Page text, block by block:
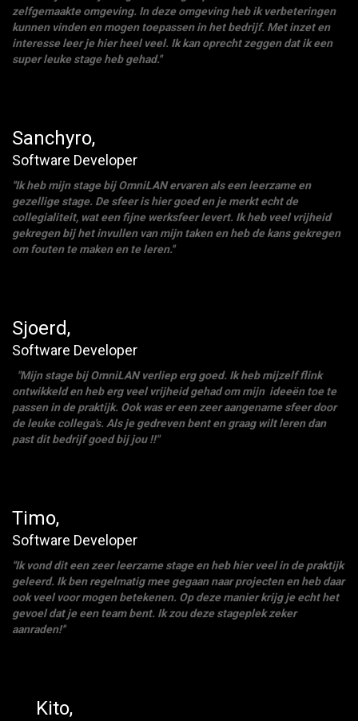
zelfgemaakte omgeving. In deze omgeving heb ik verbeteringen
kunnen vinden en mogen toepassen in het bedrijf. Met inzet en
interesse leer je hier heel veel. Ik kan oprecht zeggen dat ik een
super leuke stage heb gehad.''
Sanchyro,
Software Developer
''Ik heb mijn stage bij OmniLAN ervaren als een leerzame en
gezellige stage. De sfeer is hier goed en je merkt echt de
collegialiteit, wat een fijne werksfeer levert. Ik heb veel vrijheid
gekregen bij het invullen van mijn taken en heb de kans gekregen
om fouten te maken en te leren.''
Sjoerd,
Software Developer
"Mijn stage bij OmniLAN verliep erg goed. Ik heb mijzelf flink
ontwikkeld en heb erg veel vrijheid gehad om mijn ideeëntoe te
passen in de praktijk. Ook was er een zeer aangename sfeer door
de leuke collega's. Als je gedreven bent en graag wilt leren dan
past dit bedrijf goed bij jou !!"
Timo,
Software Developer
''Ik vond dit een zeer leerzame stage en heb hier veel in de praktijk
geleerd. Ik ben regelmatig mee gegaan naar projecten en heb daar
ook veel voor mogen betekenen. Op deze manier krijg je echt het
gevoel dat je een team bent. Ik zou deze stageplek zeker
aanraden!''
Kito,